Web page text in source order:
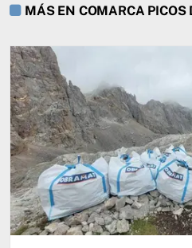
MÁS EN COMARCA PICOS